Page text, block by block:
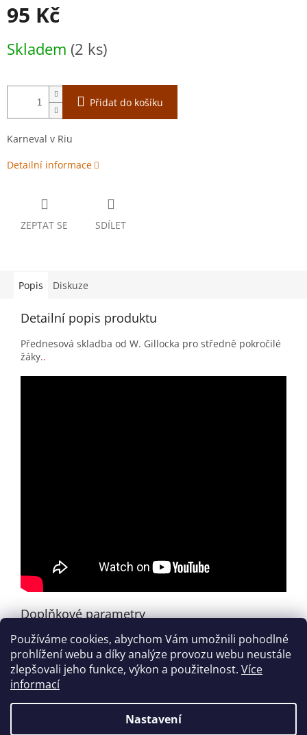
Používáme cookies, abychom Vám umožnili pohodlné
prohlížení webu a díky analýze provozu webu neustále
zlepšovali jeho funkce, výkon a použitelnost. Více
informací
Nastavení
95 Kč
cena:
Skladem (2 ks)
Přidat do košíku
Karneval v Riu
Detailní informace
ZEPTAT SE SDÍLET
Popis Diskuze
Detailní popis produktu
Přednesová skladba od W. Gillocka pro středně pokročilé
žáky..
Doplňkové parametry
Kategorie: Noty - od klasiky po moderní skladby
EAN: 884088006914
Vytvořil Shoptet